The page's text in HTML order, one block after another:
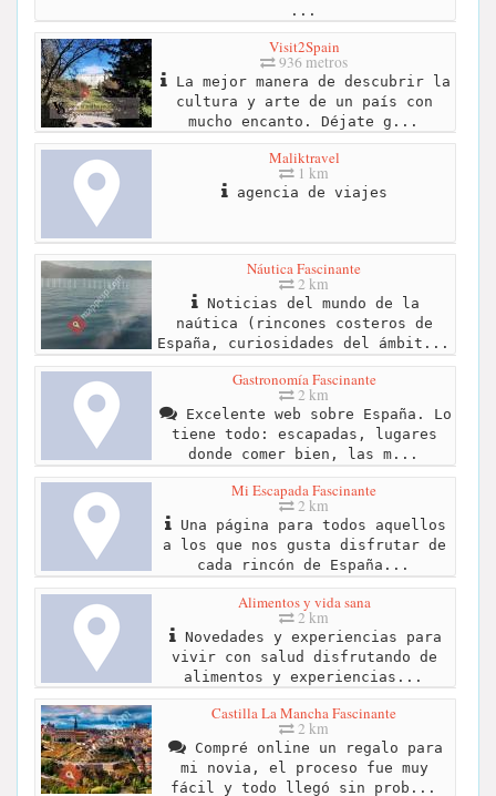
...
Visit2Spain
936 metros
La mejor manera de descubrir la
cultura y arte de un país con
mucho encanto. Déjate g...
Maliktravel
1 km
agencia de viajes
Náutica Fascinante
2 km
Noticias del mundo de la
naútica (rincones costeros de
España, curiosidades del ámbit...
Gastronomía Fascinante
2 km
Excelente web sobre España. Lo
tiene todo: escapadas, lugares
donde comer bien, las m...
Mi Escapada Fascinante
2 km
Una página para todos aquellos
a los que nos gusta disfrutar de
cada rincón de España...
Alimentos y vida sana
2 km
Novedades y experiencias para
vivir con salud disfrutando de
alimentos y experiencias...
Castilla La Mancha Fascinante
2 km
Compré online un regalo para
mi novia, el proceso fue muy
fácil y todo llegó sin prob...